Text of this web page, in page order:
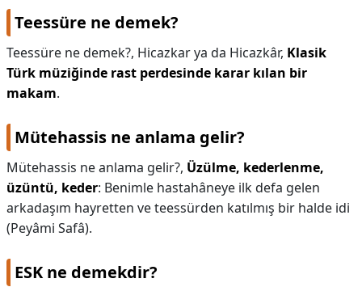
Teessüre ne demek?
Teessüre ne demek?, Hicazkar ya da Hicazkâr, Klasik
Türk müziğinde rast perdesinde karar kılan bir
makam.
Mütehassis ne anlama gelir?
Mütehassis ne anlama gelir?, Üzülme, kederlenme,
üzüntü, keder: Benimle hastahâneye ilk defa gelen
arkadaşım hayretten ve teessürden katılmış bir halde idi
(Peyâmi Safâ).
ESK ne demekdir?